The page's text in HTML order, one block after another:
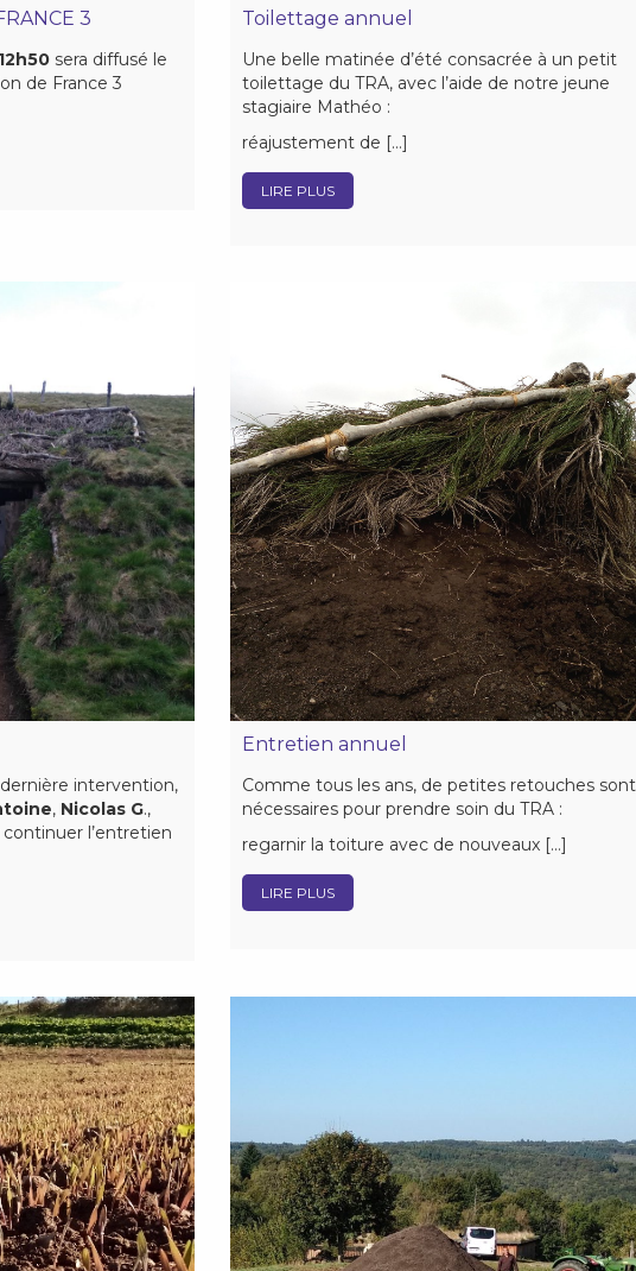
3
sera diffusé le
de France 3
Toilettage annuel
Une belle matinée d’été consacrée à un petit
toilettage du TRA, avec l’aide de notre jeune
stagiaire Mathéo :
réajustement de […]
LIRE PLUS
intervention,
, Nicolas G.,
continuer l’entretien
Entretien annuel
Comme tous les ans, de petites retouches sont
nécessaires pour prendre soin du TRA :
regarnir la toiture avec de nouveaux […]
LIRE PLUS